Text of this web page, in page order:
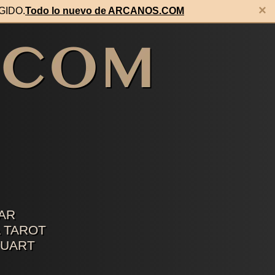
Todo lo nuevo de ARCANOS.COM ×
TAROT